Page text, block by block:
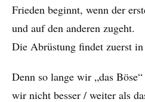
Frieden beginnt, wenn der
und auf den anderen zugeht.
Die Abrüstung findet zuerst in
Denn so lange wir „das
wir nicht besser / weiter als